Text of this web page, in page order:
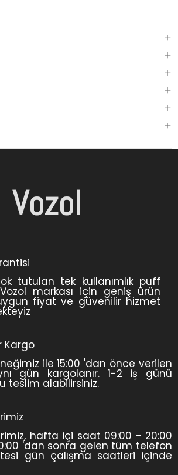
Vozol
tutulan tek kullanımlık puff
markası için geniş ürün
fiyat ve güvenilir hizmet
Kargo
ile 15:00 'dan önce verilen
gün kargolanır. 1-2 iş günü
teslim alabilirsiniz.
hafta içi saat 09:00 - 20:00
'dan sonra gelen tüm telefon
gün çalışma saatleri içinde